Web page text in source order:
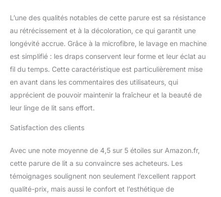
le sac à linge et d'utiliser
la méthode de lavage en
machine à l'eau froide, ce
qui peut vous faire
gagner du temps et des
efforts. Remarque : nos
ensembles de draps de
lit 4 pièces sont non
vous assurer de vérifier
la taille avant d'acheter.
L’une des qualités notables de cette parure est sa résistance
au rétrécissement et à la décoloration, ce qui garantit une
longévité accrue. Grâce à la microfibre, le lavage en machine
est simplifié : les draps conservent leur forme et leur éclat au
fil du temps. Cette caractéristique est particulièrement mise
en avant dans les commentaires des utilisateurs, qui
apprécient de pouvoir maintenir la fraîcheur et la beauté de
leur linge de lit sans effort.
Satisfaction des clients
Avec une note moyenne de 4,5 sur 5 étoiles sur Amazon.fr,
cette parure de lit a su convaincre ses acheteurs. Les
témoignages soulignent non seulement l’excellent rapport
qualité-prix, mais aussi le confort et l’esthétique de